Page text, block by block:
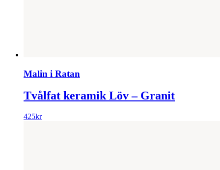
Malin i Ratan
Tvålfat keramik Löv – Granit
425kr